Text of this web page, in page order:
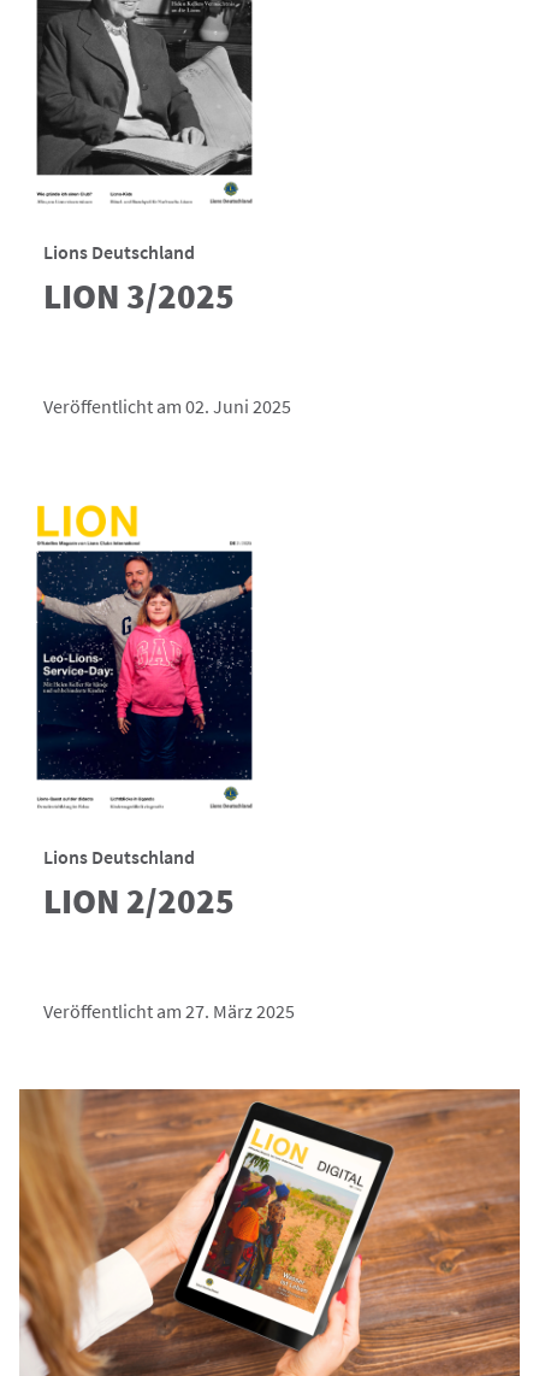
Lions Deutschland
LION 3/2025
Veröffentlicht am 02. Juni 2025
Lions Deutschland
LION 2/2025
Veröffentlicht am 27. März 2025